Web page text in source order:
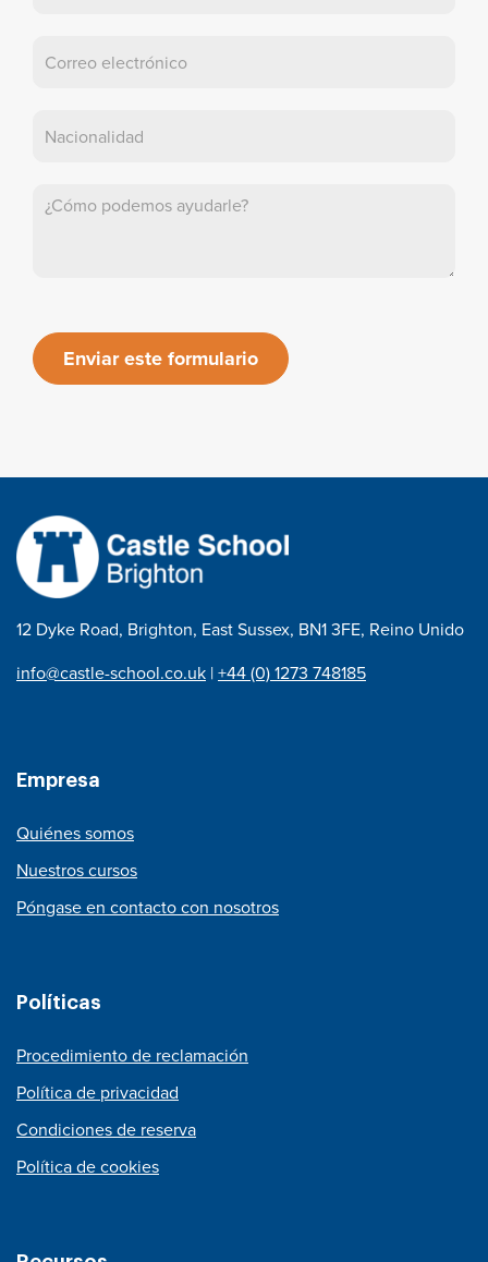
contacto
nosotros
Enviar este formulario
12 Dyke Road, Brighton, East Sussex, BN1 3FE, Reino Unido
info@castle-school.co.uk |+44 (0) 1273 748185
Empresa
Quiénes somos
Nuestros cursos
Póngase en contacto con nosotros
Políticas
Procedimiento de reclamación
Política de privacidad
Condiciones de reserva
Política de cookies